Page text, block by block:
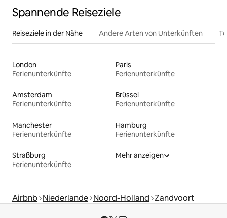
Spannende Reiseziele
Reiseziele in der Nähe Andere Arten von Unterkünften
London
Ferienunterkünfte
Paris
Ferienunterkünfte
Amsterdam
Ferienunterkünfte
Brüssel
Ferienunterkünfte
Manchester
Ferienunterkünfte
Hamburg
Ferienunterkünfte
Straßburg
Ferienunterkünfte
Mehr anzeigen
Airbnb Niederlande Noord-Holland Zandvoort